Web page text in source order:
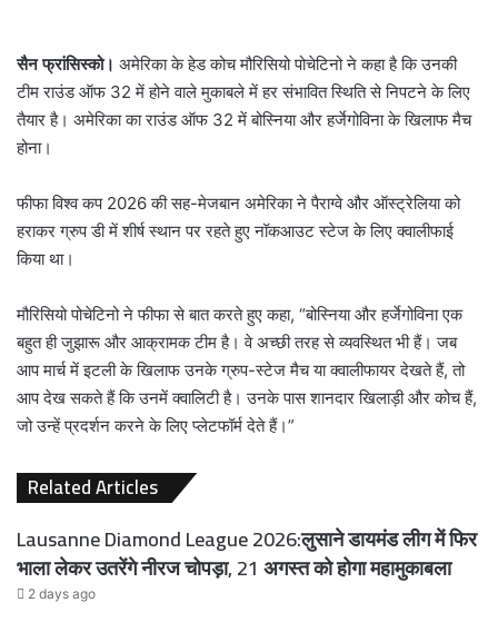
सैन फ्रांसिस्को। अमेरिका के हेड कोच मौरिसियो पोचेटिनो ने कहा है कि उनकी
टीम राउंड ऑफ 32 में होने वाले मुकाबले में हर संभावित स्थिति से निपटने के लिए
तैयार है। अमेरिका का राउंड ऑफ 32 में बोस्निया और हर्जेगोविना के खिलाफ मैच
होना।
फीफा विश्व कप 2026 की सह-मेजबान अमेरिका ने पैराग्वे और ऑस्ट्रेलिया को
हराकर ग्रुप डी में शीर्ष स्थान पर रहते हुए नॉकआउट स्टेज के लिए क्वालीफाई
किया था।
मौरिसियो पोचेटिनो ने फीफा से बात करते हुए कहा, “बोस्निया और हर्जेगोविना एक
बहुत ही जुझारू और आक्रामक टीम है। वे अच्छी तरह से व्यवस्थित भी हैं। जब
आप मार्च में इटली के खिलाफ उनके ग्रुप-स्टेज मैच या क्वालीफायर देखते हैं, तो
आप देख सकते हैं कि उनमें क्वालिटी है। उनके पास शानदार खिलाड़ी और कोच हैं,
जो उन्हें प्रदर्शन करने के लिए प्लेटफॉर्म देते हैं।”
Related Articles
Lausanne Diamond League 2026:लुसाने डायमंड लीग में फिर
भाला लेकर उतरेंगे नीरज चोपड़ा, 21 अगस्त को होगा महामुकाबला
2 days ago